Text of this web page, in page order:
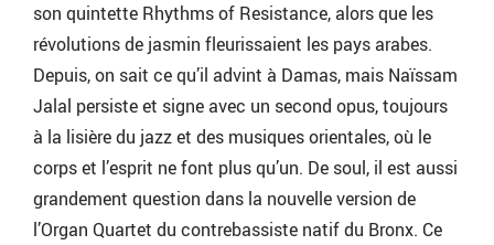
son quintette Rhythms of Resistance, alors que les
révolutions de jasmin fleurissaient les pays arabes.
Depuis, on sait ce qu’il advint à Damas, mais Naïssam
Jalal persiste et signe avec un second opus, toujours
à la lisière du jazz et des musiques orientales, où le
corps et l’esprit ne font plus qu’un. De soul, il est aussi
grandement question dans la nouvelle version de
l’Organ Quartet du contrebassiste natif du Bronx. Ce